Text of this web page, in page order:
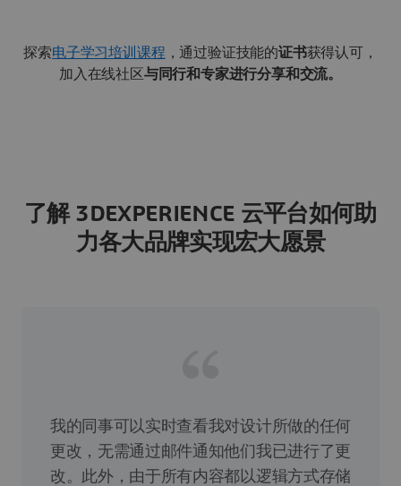
探索电子学习培训课程 ，通过验证技能的证书获得认可，
加入在线社区与同行和专家进行分享和交流。
了解 3DEXPERIENCE 云平台如何助
力各大品牌实现宏大愿景
我的同事可以实时查看我对设计所做的任何
更改，无需通过邮件通知他们我已进行了更
改。此外，由于所有内容都以逻辑方式存储